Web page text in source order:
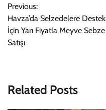
gezinmesi
Previous:
Havza’da Selzedelere Destek
İçin Yarı Fiyatla Meyve Sebze
Satışı
Related Posts